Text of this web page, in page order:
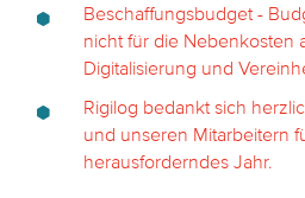
Beschaffungsbudget -
nicht für die Nebenkosten
Digitalisierung und
Rigilog bedankt sich
und unseren Mitarbeitern
herausforderndes Jahr.